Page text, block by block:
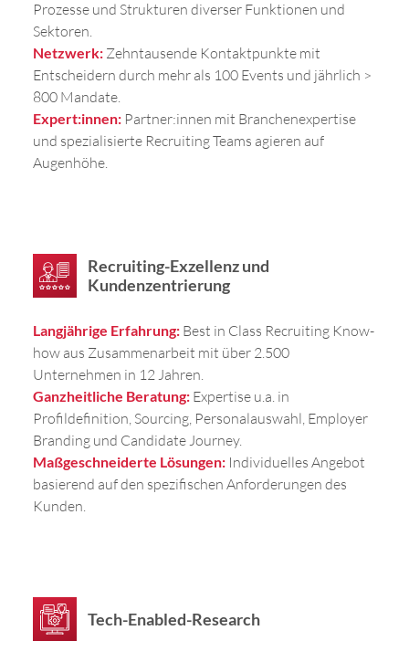
Prozesse und Strukturen diverser Funktionen und
Sektoren.
Netzwerk: Zehntausende Kontaktpunkte mit
Entscheidern durch mehr als 100 Events und jährlich >
800 Mandate.
Expert:innen: Partner:innen mit Branchenexpertise
und spezialisierte Recruiting Teams agieren auf
Augenhöhe.
Recruiting-Exzellenz und
Kundenzentrierung
Langjährige Erfahrung: Best in Class Recruiting Know-
how aus Zusammenarbeit mit über 2.500
Unternehmen in 12 Jahren.
Ganzheitliche Beratung: Expertise u.a. in
Profildefinition, Sourcing, Personalauswahl, Employer
Branding und Candidate Journey.
Maßgeschneiderte Lösungen: Individuelles Angebot
basierend auf den spezifischen Anforderungen des
Kunden.
Tech-Enabled-Research